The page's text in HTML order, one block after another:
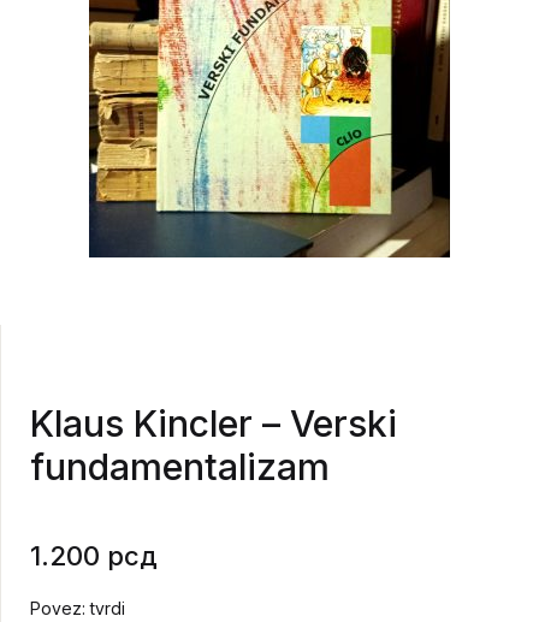
Klaus Kincler – Verski
fundamentalizam
1.200 рсд
Povez: tvrdi